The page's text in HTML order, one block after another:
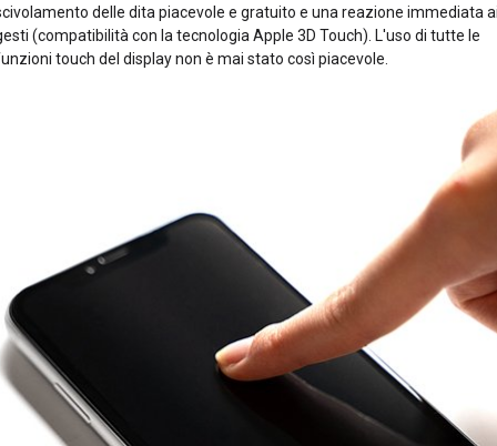
delle dita piacevole e gratuito e una reazione immediata
(compatibilità con la tecnologia Apple 3D Touch). L'uso di tutte le
touch del display non è mai stato così piacevole.